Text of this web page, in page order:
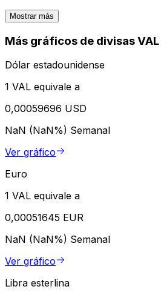
Mostrar más
Más gráficos de divisas
Dólar estadounidense
1 VAL equivale a
0,00059696 USD
NaN (NaN%) Semanal
Ver gráfico
Euro
1 VAL equivale a
0,00051645 EUR
NaN (NaN%) Semanal
Ver gráfico
Libra esterlina